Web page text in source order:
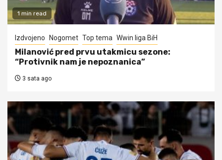
1 min read
Izdvojeno Nogomet Top tema Wwin liga BiH
Milanović pred prvu utakmicu sezone:
“Protivnik nam je nepoznanica”
3 sata ago